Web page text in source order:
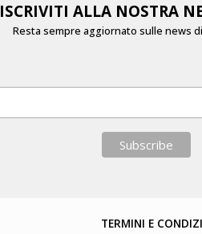
ISCRIVITI ALLA NOSTRA
Resta sempre aggiornato sulle news
TERMINI E